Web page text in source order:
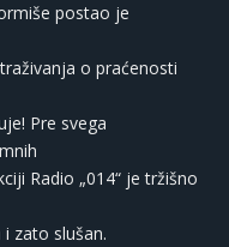
postao je
o praćenosti
Pre svega
Radio „014“ je tržišno
zato slušan.